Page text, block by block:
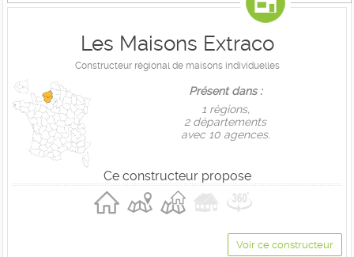
Les Maisons Extraco
Constructeur règional de maisons individuelles
Présent dans :
1 règions,
2 départements
avec 10 agences.
Ce constructeur propose
Voir ce constructeur